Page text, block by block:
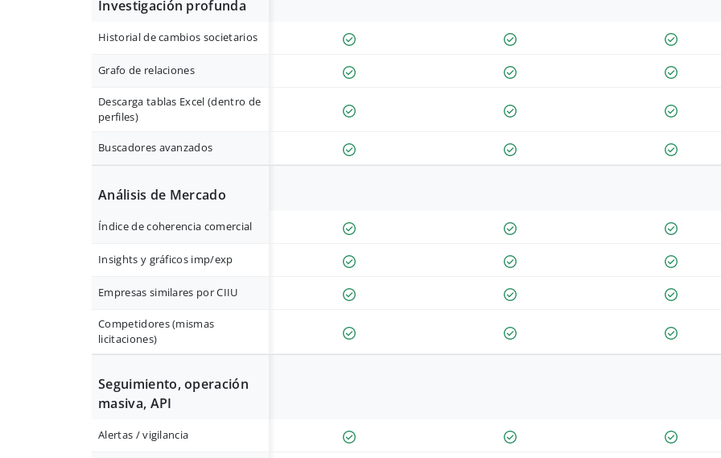
Investigación profunda
Historial de cambios societarios
Grafo de relaciones
Descarga tablas Excel (dentro de
perfiles)
Buscadores avanzados
Análisis de Mercado
Índice de coherencia comercial
Insights y gráficos imp/exp
Empresas similares por CIIU
Competidores (mismas
licitaciones)
Seguimiento, operación
masiva, API
Alertas / vigilancia